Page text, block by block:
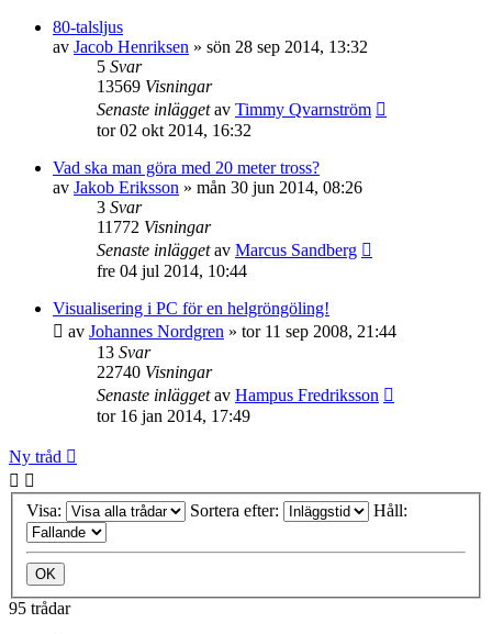
80-talsljus
av Jacob Henriksen » sön 28 sep 2014, 13:32
5 Svar
13569 Visningar
Senaste inläggetav Timmy Qvarnström
tor 02 okt 2014, 16:32
Vad ska man göra med 20 meter tross?
av Jakob Eriksson » mån 30 jun 2014, 08:26
3 Svar
11772 Visningar
Senaste inläggetav Marcus Sandberg
fre 04 jul 2014, 10:44
Visualisering i PC för en helgröngöling!
av Johannes Nordgren » tor 11 sep 2008, 21:44
13 Svar
22740 Visningar
Senaste inläggetav Hampus Fredriksson
tor 16 jan 2014, 17:49
Ny tråd
Visa: Sortera efter: Håll:
95 trådar